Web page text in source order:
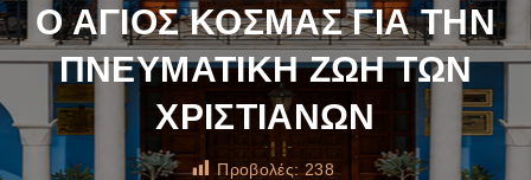
Ο ΑΓΙΟΣ ΚΟΣΜΑΣ ΓΙΑ ΤΗΝ
ΠΝΕΥΜΑΤΙΚΗ ΖΩΗ ΤΩΝ
ΧΡΙΣΤΙΑΝΩΝ
Προβολές: 238